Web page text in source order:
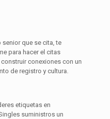
que se cita, te
para hacer el citas
conexiones con un
de registro y cultura.
etiquetas en
suministros un